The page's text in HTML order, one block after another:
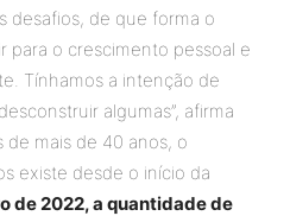
desafios, de que forma o
para o crescimento pessoal e
Tínhamos a intenção de
algumas”, afirma
mais de 40 anos, o
existe desde o início da
de 2022, a quantidade de